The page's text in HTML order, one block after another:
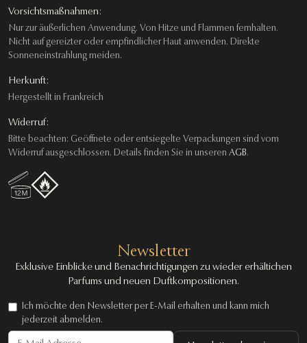
Vorsichtsmaßnahmen:
Nur zur äußerlichen Anwendung. Von Hitze und Flammen fernhalten.
Nicht auf gereizter oder empfindlicher Haut anwenden. Direkte
Sonneneinstrahlung meiden.
Herkunft:
Hergestellt in Frankreich
Widerruf:
Bitte beachten: Geöffnete oder entsiegelte Verpackungen sind vom
Widerruf ausgeschlossen. Details finden Sie in unseren AGB.
Newsletter
Exklusive Einblicke und Benachrichtigungen zu wieder erhältichen
Parfums und neuen Duftkompositionen.
Ich möchte den Newsletter per E-Mail erhalten und kann mich
jederzeit abmelden.